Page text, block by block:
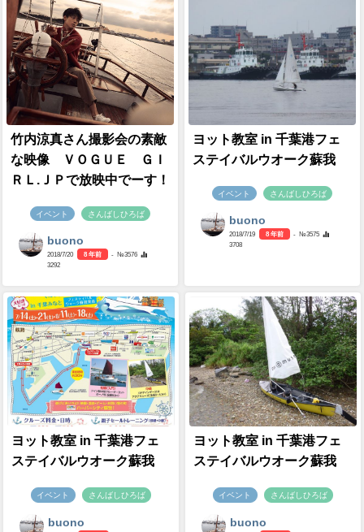
竹内涼真さん撮影会の素敵
な映像 ＶＯＧＵＥ ＧＩ
ＲＬ.ＪＰで放映中でーす！
イベント さんばしひろば
buono
2018/7/20 8 年前
- №3576
3292
ヨット教室 in 千葉港フェ
ステイバルウオーク蘇我
イベント さんばしひろば
buono
2018/7/19 8 年前
- №3575
3708
ヨット教室 in 千葉港フェ
ステイバルウオーク蘇我
イベント さんばしひろば
buono
ヨット教室 in 千葉港フェ
ステイバルウオーク蘇我
イベント さんばしひろば
buono